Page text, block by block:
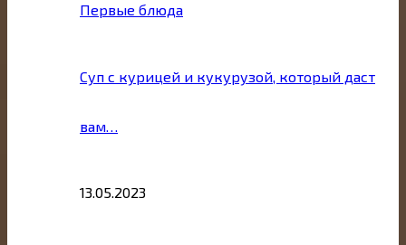
Первые блюда
Суп с курицей и кукурузой, который даст
вам…
13.05.2023